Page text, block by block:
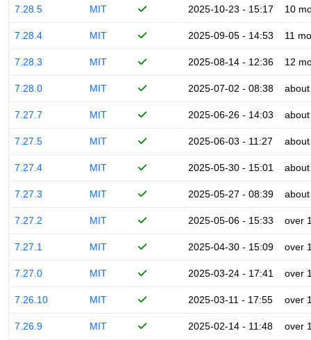
7.28.5 MIT 2025-10-23 - 15:17 10
7.28.4 MIT 2025-09-05 - 14:53 11
7.28.3 MIT 2025-08-14 - 12:36 12
7.28.0 MIT 2025-07-02 - 08:38
7.27.7 MIT 2025-06-26 - 14:03
7.27.5 MIT 2025-06-03 - 11:27
7.27.4 MIT 2025-05-30 - 15:01
7.27.3 MIT 2025-05-27 - 08:39
7.27.2 MIT 2025-05-06 - 15:33 over
7.27.1 MIT 2025-04-30 - 15:09 over
7.27.0 MIT 2025-03-24 - 17:41 over
7.26.10 MIT 2025-03-11 - 17:55 over
7.26.9 MIT 2025-02-14 - 11:48 over